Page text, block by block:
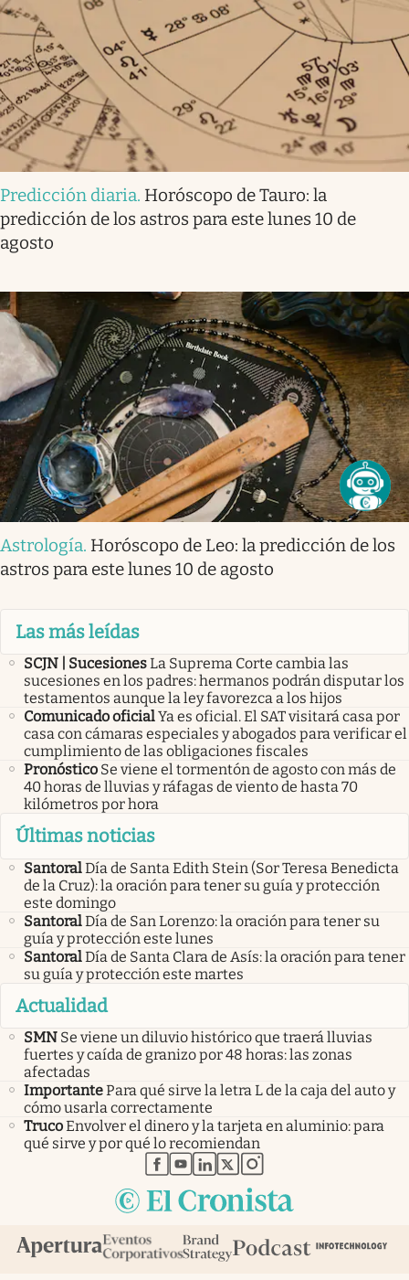
Predicción diaria. Horóscopo de Tauro: la
predicción de los astros para este lunes 10 de
agosto
Astrología. Horóscopo de Leo: la predicción de los
astros para este lunes 10 de agosto
Las más leídas
SCJN | SucesionesLa Suprema Corte cambia las
sucesiones en los padres: hermanos podrán disputar los
testamentos aunque la ley favorezca a los hijos
Comunicado oficialYa es oficial. El SAT visitará casa por
casa con cámaras especiales y abogados para verificar el
cumplimiento de las obligaciones fiscales
Pronóstico Se viene el tormentón de agosto con más de
40 horas de lluvias y ráfagas de viento de hasta 70
kilómetros por hora
Últimas noticias
SantoralDía de Santa Edith Stein (Sor Teresa Benedicta
de la Cruz): la oración para tener su guía y protección
este domingo
SantoralDía de San Lorenzo: la oración para tener su
guía y protección este lunes
SantoralDía de Santa Clara de Asís: la oración para tener
su guía y protección este martes
Actualidad
SMN Se viene un diluvio histórico que traerá lluvias
fuertes y caída de granizo por 48 horas: las zonas
afectadas
ImportantePara qué sirve la letra L de la caja del auto y
cómo usarla correctamente
TrucoEnvolver el dinero y la tarjeta en aluminio: para
qué sirve y por qué lo recomiendan
abre en nueva pestaña
abre en nueva pestaña
abre en nueva pestaña
abre en nueva pestaña
abre en nueva pestaña